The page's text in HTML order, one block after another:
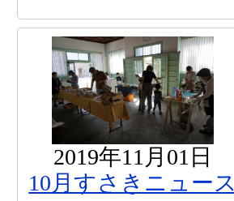
2019年11月01日
10月すさきニュース